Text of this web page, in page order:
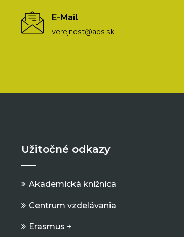
E-Mail
verejnost@aos.sk
Užitočné odkazy
Akademická knižnica
Centrum vzdelávania
Erasmus +